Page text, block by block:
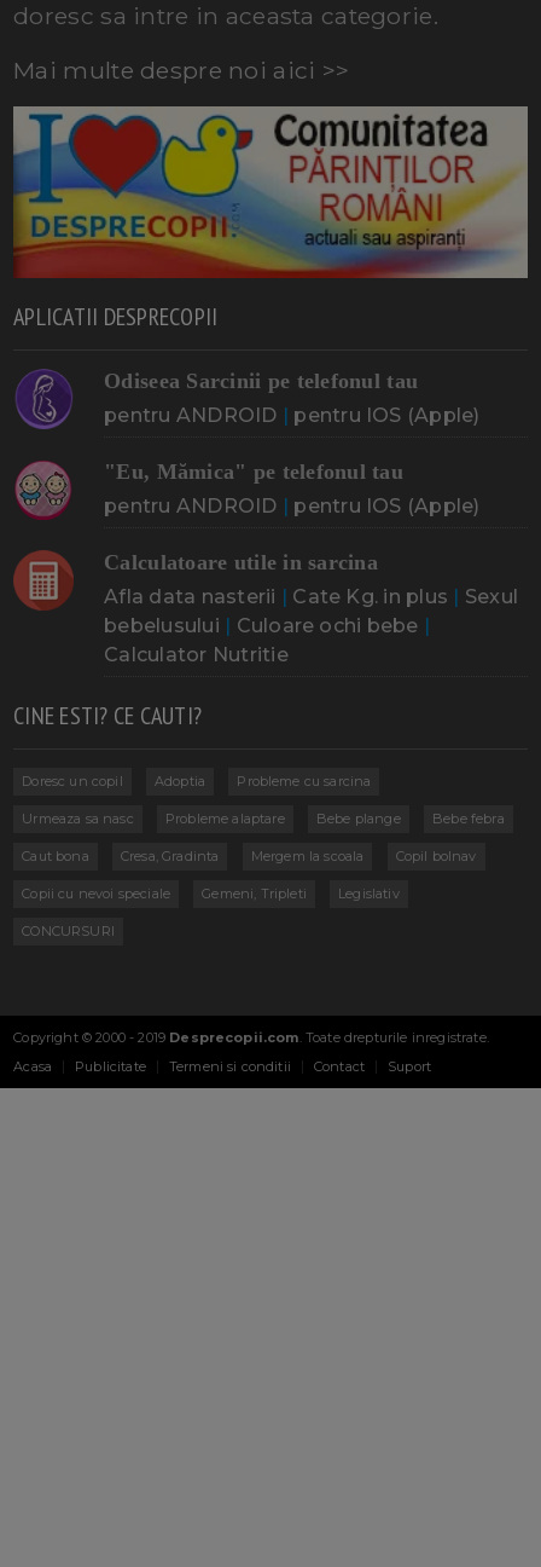
doresc sa intre in aceasta categorie.
Mai multe despre noi aici >>
APLICATII DESPRECOPII
Odiseea Sarcinii pe telefonul tau
pentru ANDROID | pentru IOS (Apple)
"Eu, Mămica" pe telefonul tau
pentru ANDROID | pentru IOS (Apple)
Calculatoare utile in sarcina
Afla data nasterii | Cate Kg. in plus | Sexul
bebelusului | Culoare ochi bebe |
Calculator Nutritie
CINE ESTI? CE CAUTI?
Doresc un copil Adoptia Probleme cu sarcina
Urmeaza sa nasc Probleme alaptare Bebe plange Bebe febra
Caut bona Cresa, Gradinta Mergem la scoala Copil bolnav
Copii cu nevoi speciale Gemeni, Tripleti Legislativ
CONCURSURI
Copyright © 2000 - 2019 Desprecopii.com . Toate drepturile inregistrate.
Acasa
Publicitate Termeni si conditii Contact Suport